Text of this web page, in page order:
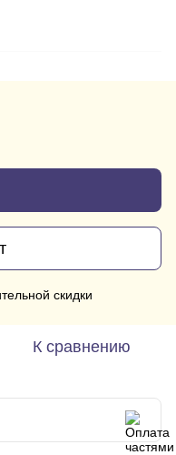
скидки
К сравнению